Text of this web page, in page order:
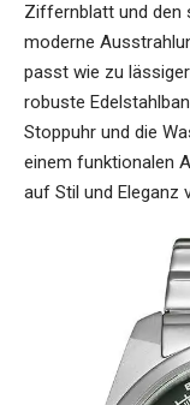
Ziffernblatt und den
moderne
passt wie zu
robuste
Stoppuhr und die
einem funktionalen
auf Stil und Eleganz